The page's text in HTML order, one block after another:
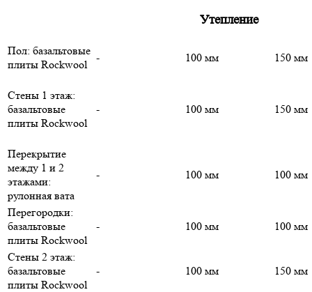
Утепление
Пол: базальтовые
плиты Rockwool
- 100 мм 150 мм
Стены 1 этаж:
базальтовые
плиты Rockwool
- 100 мм 150 мм
Перекрытие
между 1 и 2
этажами:
рулонная вата
- 100 мм 100 мм
Перегородки:
базальтовые
плиты Rockwool
- 100 мм 100 мм
Стены 2 этаж:
базальтовые
плиты Rockwool
- 100 мм 150 мм